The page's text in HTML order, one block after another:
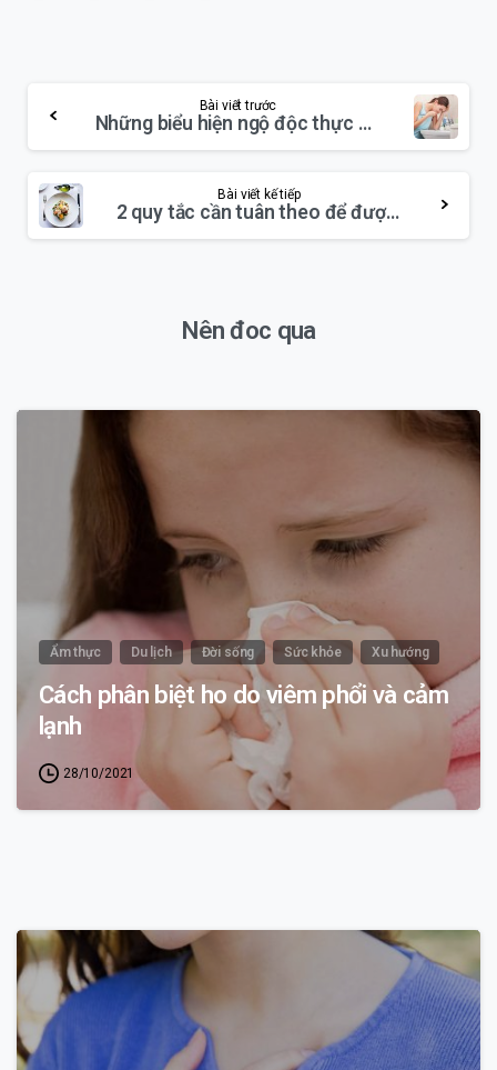
Reading
Bài viết trước
Những biểu hiện ngộ độc thực phẩm và biện pháp xử lý ban đầu cực kỳ quan trọng
Bài viết kế tiếp
2 quy tắc cần tuân theo để được ăn ngon mà vẫn giảm cân
Nên đoc qua
Ẩm thực Du lịch Đời sống Sức khỏe Xu hướng
Cách phân biệt ho do viêm phổi và cảm
lạnh
28/10/2021
1